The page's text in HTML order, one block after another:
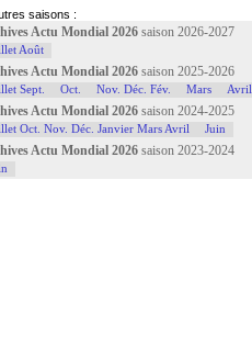
saisons :
Actu Mondial 2026 saison 2026-2027
Août
Actu Mondial 2026 saison 2025-2026
Sept. Oct. Nov. Déc. Fév. Mars Avril
Actu Mondial 2026 saison 2024-2025
Oct. Nov. Déc. Janvier Mars Avril Juin
Actu Mondial 2026 saison 2023-2024